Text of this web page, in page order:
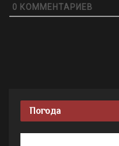
0 КОММЕНТАРИЕВ
Погода